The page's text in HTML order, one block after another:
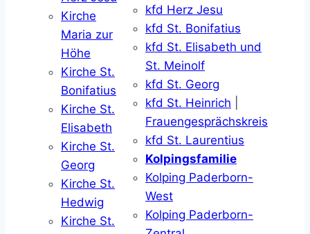
Kirche
Maria zur
Höhe
Kirche St.
Bonifatius
Kirche St.
Elisabeth
Kirche St.
Georg
Kirche St.
Hedwig
Kirche St.
kfd Herz Jesu
kfd St. Bonifatius
kfd St. Elisabeth und
St. Meinolf
kfd St. Georg
kfd St. Heinrich
Frauengesprächskreis
kfd St. Laurentius
Kolpingsfamilie
Kolping Paderborn-
West
Kolping Paderborn-